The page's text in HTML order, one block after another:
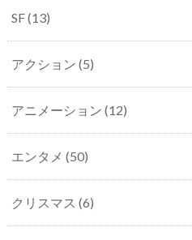
SF(13)
アクション (5)
アニメーション (12)
エンタメ (50)
クリスマス (6)